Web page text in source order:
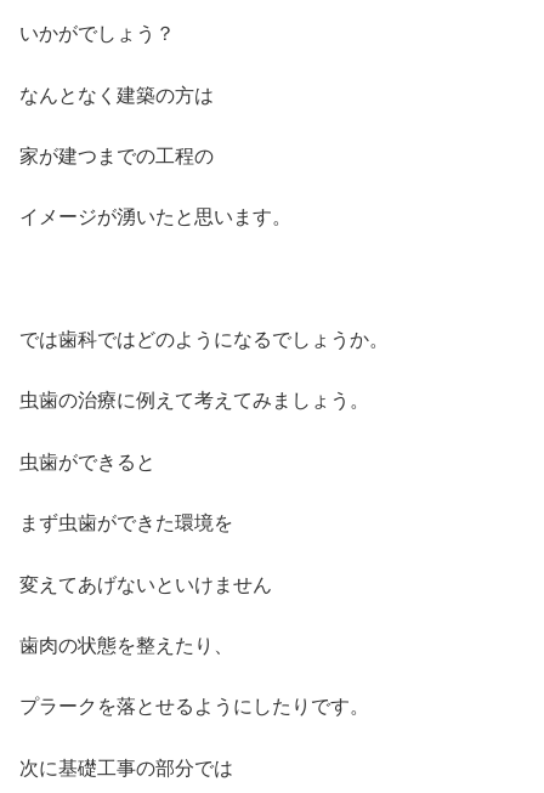
いかがでしょう？
なんとなく建築の方は
家が建つまでの工程の
イメージが湧いたと思います。
では歯科ではどのようになるでしょうか。
虫歯の治療に例えて考えてみましょう。
虫歯ができると
まず虫歯ができた環境を
変えてあげないといけません
歯肉の状態を整えたり、
プラークを落とせるようにしたりです。
次に基礎工事の部分では